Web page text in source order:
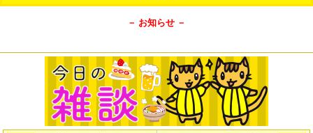
－ お知らせ －